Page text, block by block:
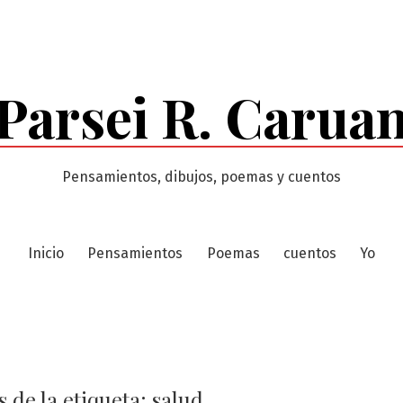
R.
Pensamientos, dibujos, poemas y cuentos
Inicio Pensamientos Poemas cuentos Yo